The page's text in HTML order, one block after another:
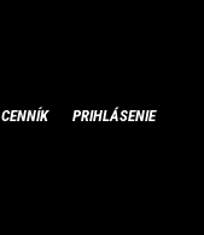
CENNÍK PRIHLÁSENIE